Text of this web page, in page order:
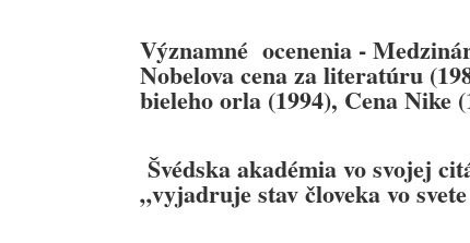
Významné ocenenia -
Nobelova cena za literatúru
bieleho orla (1994), Cena Nike
Švédska akadémia vo svojej
„vyjadruje stav človeka vo